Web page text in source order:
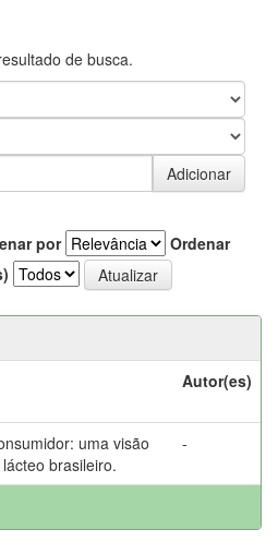
de busca.
por
Ordenar
Autor(es)
uma visão
brasileiro.
-